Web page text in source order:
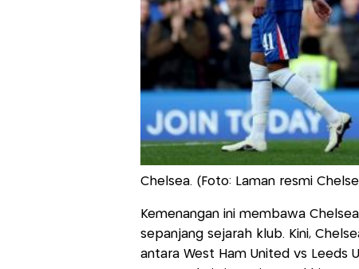
Chelsea. (Foto: Laman resmi
Kemenangan ini membawa
sepanjang sejarah klub. Kini,
antara West Ham United vs Leeds